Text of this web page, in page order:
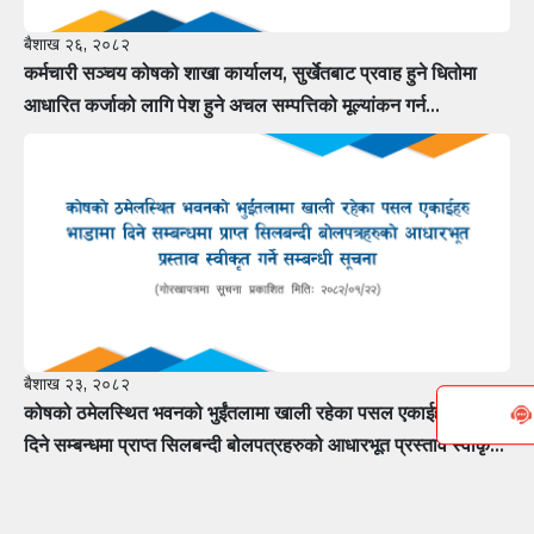
बैशाख २६, २०८२
कर्मचारी सञ्चय कोषको शाखा कार्यालय, सुर्खेतबाट प्रवाह हुने धितोमा
आधारित कर्जाको लागि पेश हुने अचल सम्पत्तिको मूल्यांकन गर्न
मूल्यांकनकर्तामा सूचीकरण हुन फर्म÷कम्पनीलाई आवेदन पेश गर्ने सम्बन्धी
बैशाख २३, २०८२
कोषको ठमेलस्थित भवनको भुईंतलामा खाली रहेका पसल एकाईहरु भाडामा
दिने सम्बन्धमा प्राप्त सिलबन्दी बोलपत्रहरुको आधारभूत प्रस्ताव स्वीकृत